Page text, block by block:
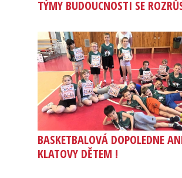
TÝMY BUDOUCNOSTI SE
BASKETBALOVÁ DOPOLEDNE
KLATOVY DĚTEM !